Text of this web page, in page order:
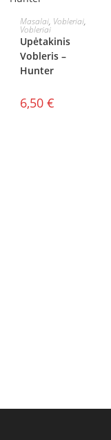
Į KREPŠELĮ
Masalai, Vobleriai,
Vobleriai
Upėtakinis
Vobleris –
Hunter
6,50 €